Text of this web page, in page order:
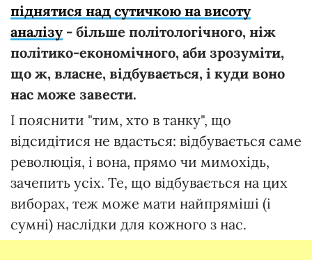
піднятися над сутичкою на висоту
аналізу - більше політологічного, ніж
політико-економічного, аби зрозуміти,
що ж, власне, відбувається, і куди воно
нас може завести.
І пояснити "тим, хто в танку", що
відсидітися не вдасться: відбувається саме
революція, і вона, прямо чи мимохідь,
зачепить усіх. Те, що відбувається на цих
виборах, теж може мати найпряміші (і
сумні) наслідки для кожного з нас.